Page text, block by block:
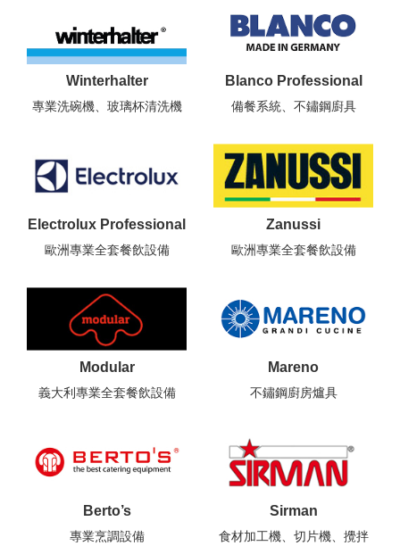
Winterhalter
專業洗碗機、玻璃杯清洗機
Blanco Professional
備餐系統、不鏽鋼廚具
Electrolux Professional
歐洲專業全套餐飲設備
Zanussi
歐洲專業全套餐飲設備
Modular
義大利專業全套餐飲設備
Mareno
不鏽鋼廚房爐具
Berto’s
專業烹調設備
Sirman
食材加工機、切片機、攪拌